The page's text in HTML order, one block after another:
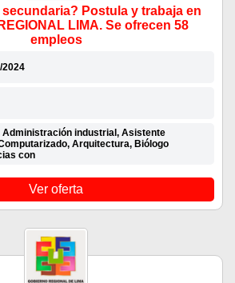
Postula y trabaja en
LIMA. Se ofrecen 58
empleos
2024
industrial, Asistente
Arquitectura, Biólogo
con
Ver oferta